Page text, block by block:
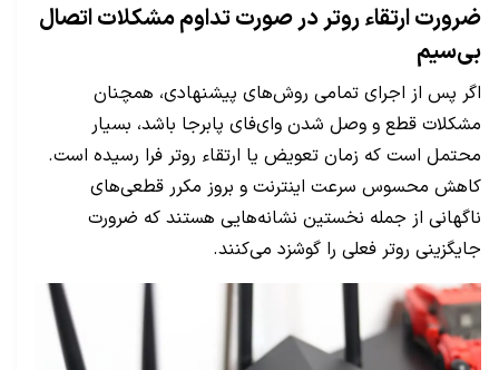
ضرورت ارتقاء روتر در صورت تداوم مشکلات اتصال
بی‌سیم
اگر پس از اجرای تمامی روش‌های پیشنهادی، همچنان
مشکلات قطع و وصل شدن وای‌فای پابرجا باشد، بسیار
محتمل است که زمان تعویض یا ارتقاء روتر فرا رسیده است.
کاهش محسوس سرعت اینترنت و بروز مکرر قطعی‌های
ناگهانی از جمله نخستین نشانه‌هایی هستند که ضرورت
جایگزینی روتر فعلی را گوشزد می‌کنند.